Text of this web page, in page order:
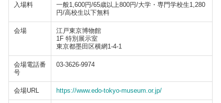
入場料
一般1,600円/65歳以上800円/大学・専門学校生1,280
円/高校生以下無料
会場
江戸東京博物館
1F 特別展示室
東京都墨田区横網1-4-1
会場電話番
号
03-3626-9974
会場URL https://www.edo-tokyo-museum.or.jp/